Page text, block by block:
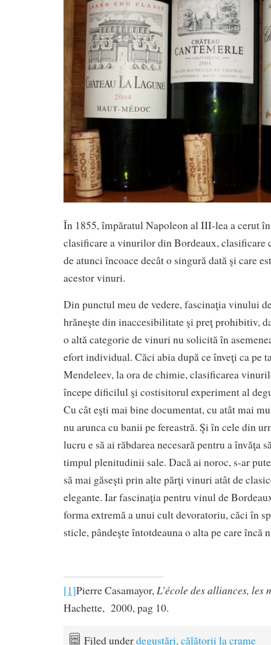
În 1855, împăratul Napoleon al III-lea a cerut
clasificare a vinurilor din Bordeaux, clasificare
de atunci încoace decât o singură dată şi care
acestor vinuri.
Din punctul meu de vedere, fascinaţia vinului
hrăneşte din inaccesibilitate şi preţ prohibitiv,
o altă categorie de vinuri nu solicită în
efort individual. Căci abia după ce înveţi ca pe
Mendeleev, la ora de chimie, clasificarea
începe dificilul şi costisitorul experiment al
Cu cât eşti mai bine documentat, cu atât mai
nu arunca cu banii pe fereastră. Şi în cele din
lucru e să ai răbdarea necesară pentru a învăţa
timpul plenitudinii sale. Dacă ai noroc, s-ar
să mai găseşti prin alte părţi vinuri atât de
elegante. Iar fascinaţia pentru vinul de
forma extremă a unui cult devoratoriu, căci în
sticle, pândeşte întotdeauna o alta pe care încă
[1]Pierre Casamayor,L’école des alliances, les
Hachette, 2000, pag 10.
Filed underdegustări, călătorii la crame